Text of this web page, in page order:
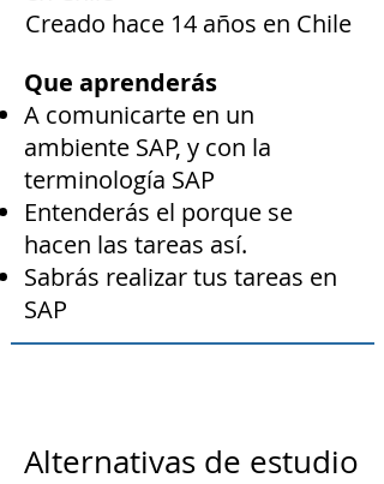
Creado hace 14 años en Chile
Que aprenderás
A comunicarte en un
ambiente SAP, y con la
terminología SAP
Entenderás el porque se
hacen las tareas así.
Sabrás realizar tus tareas en
SAP
Alternativas de estudio